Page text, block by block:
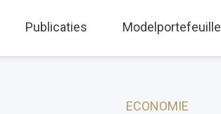
Publicaties Modelportefeuille
ECONOMIE